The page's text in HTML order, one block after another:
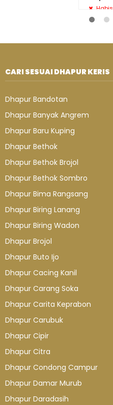
Habis
CARI SESUAI DHAPUR KERIS
Dhapur Bandotan
Dhapur Banyak Angrem
Dhapur Baru Kuping
Dhapur Bethok
Dhapur Bethok Brojol
Dhapur Bethok Sombro
Dhapur Bima Rangsang
Dhapur Biring Lanang
Dhapur Biring Wadon
Dhapur Brojol
Dhapur Buto Ijo
Dhapur Cacing Kanil
Dhapur Carang Soka
Dhapur Carita Keprabon
Dhapur Carubuk
Dhapur Cipir
Dhapur Citra
Dhapur Condong Campur
Dhapur Damar Murub
Dhapur Daradasih